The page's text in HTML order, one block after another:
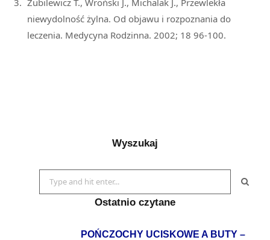
niewydolność żylna. Od objawu i rozpoznania do
leczenia. Medycyna Rodzinna. 2002; 18 96-100.
Wyszukaj
Search
for:
Ostatnio czytane
POŃCZOCHY UCISKOWE A BUTY –